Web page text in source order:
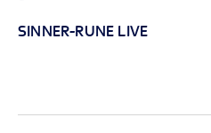
SINNER-RUNE LIVE